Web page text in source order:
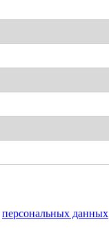
персональных данных